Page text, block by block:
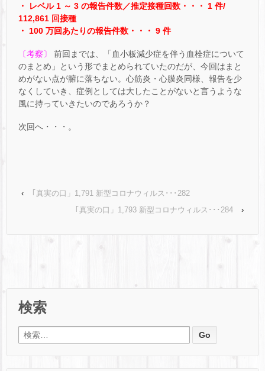
・ レベル 1 ～ 3 の報告件数／推定接種回数・・・ 1 件/
112,861 回接種
・ 100 万回あたりの報告件数・・・ 9 件
〔考察〕
前回までは、「血小板減少症を伴う血栓症について
のまとめ」という形でまとめられていたのだが、今回はまと
めがない点が腑に落ちない。心筋炎・心膜炎同様、報告を少
なくしていき、症例としては大したことがないと言うような
風に持っていきたいのであろうか？
次回へ・・・。
‹
｢真実の口」1,791 新型コロナウィルス･･･282
｢真実の口」1,793 新型コロナウィルス･･･284
›
検索
検索: